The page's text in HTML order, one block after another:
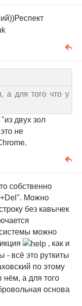
а для того что у
двух зол
не
собственно
Можно
без кавычек
можно
, как и
- всё это руткиты
по этому
нём, а для того
основа